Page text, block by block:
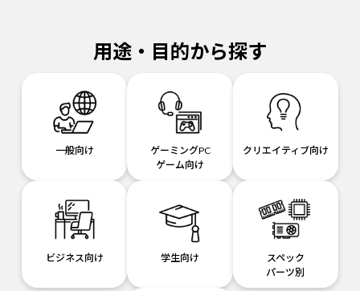
用途・目的から探す
一般向け
ゲーミングPC
ゲーム向け
クリエイティブ向け
ビジネス向け 学生向け
スペック
パーツ別